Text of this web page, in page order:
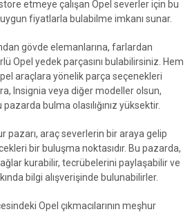
etmeye çalışan Opel severler için bu
uygun fiyatlarla bulabilme imkanı sunar.
gövde elemanlarına, farlardan
Opel yedek parçasını bulabilirsiniz. Hem
araçlara yönelik parça seçenekleri
Insignia veya diğer modeller olsun,
bulma olasılığınız yüksektir.
pazarı, araç severlerin bir araya gelip
bir buluşma noktasıdır. Bu pazarda,
kurabilir, tecrübelerini paylaşabilir ve
bilgi alışverişinde bulunabilirler.
Opel çıkmacılarının meşhur